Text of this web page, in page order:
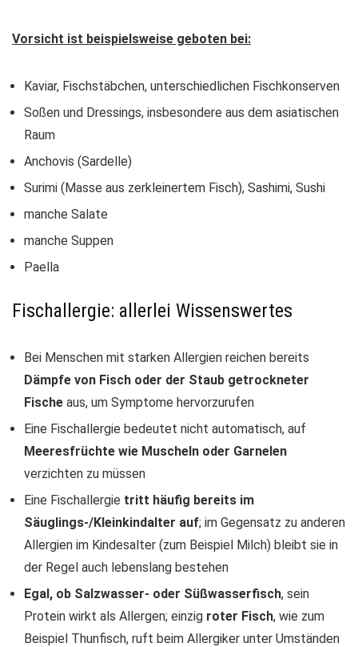
Vorsicht ist beispielsweise geboten bei:
Kaviar, Fischstäbchen, unterschiedlichen Fischkonserven
Soßen und Dressings, insbesondere aus dem asiatischen
Raum
Anchovis (Sardelle)
Surimi (Masse aus zerkleinertem Fisch), Sashimi, Sushi
manche Salate
manche Suppen
Paella
Fischallergie: allerlei Wissenswertes
Bei Menschen mit starken Allergien reichen bereits
Dämpfe von Fisch oder der Staub getrockneter
Fische aus, um Symptome hervorzurufen
Eine Fischallergie bedeutet nicht automatisch, auf
Meeresfrüchte wie Muscheln oder Garnelen
verzichten zu müssen
Eine Fischallergie tritt häufig bereits im
Säuglings-/Kleinkindalter auf; im Gegensatz zu anderen
Allergien im Kindesalter (zum Beispiel Milch) bleibt sie in
der Regel auch lebenslang bestehen
Egal, ob Salzwasser- oder Süßwasserfisch, sein
Protein wirkt als Allergen; einzig roter Fisch, wie zum
Beispiel Thunfisch, ruft beim Allergiker unter Umständen